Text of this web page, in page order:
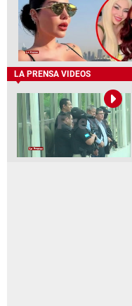
LA PRENSA VIDEOS